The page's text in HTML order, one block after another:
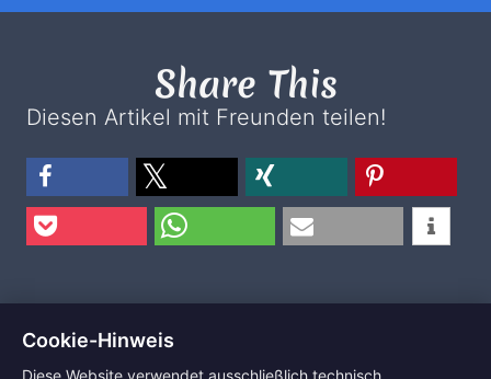
Share This
Diesen Artikel mit Freunden teilen!
Cookie-Hinweis
Diese Website verwendet ausschließlich technisch